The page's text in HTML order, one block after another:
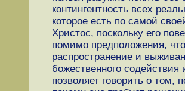
контингентность всех
которое есть по самой
Христос, поскольку его
помимо предположения,
распространение и
божественного
позволяет говорить о том,